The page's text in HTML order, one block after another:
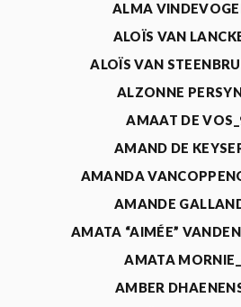
ALMA
ALOÏS VAN
ALOÏS VAN
ALZONNE
AMAAT DE
AMAND DE
AMANDA
AMANDE
AMATA “AIMÉE”
AMATA
AMBER